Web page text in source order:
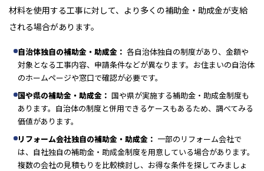
材料を使用する工事に対して、より多くの補助金・助成金が支給
される場合があります。
自治体独自の補助金・助成金： 各自治体独自の制度があり、金額や
対象となる工事内容、申請条件などが異なります。お住まいの自治体
のホームページや窓口で確認が必要です。
国や県の補助金・助成金： 国や県が実施する補助金・助成金制度も
あります。自治体の制度と併用できるケースもあるため、調べてみる
価値があります。
リフォーム会社独自の補助金・助成金： 一部のリフォーム会社で
は、自社独自の補助金・助成金制度を用意している場合があります。
複数の会社の見積もりを比較検討し、お得な条件を探してみましょ